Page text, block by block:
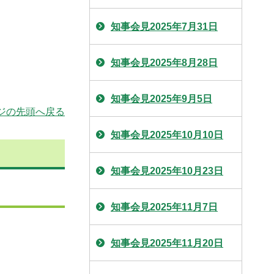
の先頭へ戻る
知事会見2025年7月31日
知事会見2025年8月28日
知事会見2025年9月5日
知事会見2025年10月10日
知事会見2025年10月23日
知事会見2025年11月7日
知事会見2025年11月20日